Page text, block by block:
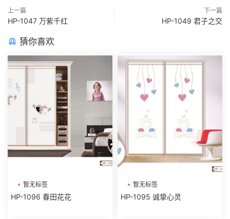
上一篇
HP-1047 万紫千红
下一篇
HP-1049 君子之交
猜你喜欢
暂无标签
HP-1096 春田花花
暂无标签
HP-1095 诚挚心灵